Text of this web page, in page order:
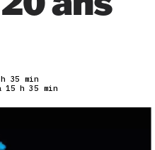
35 min
h 35 min